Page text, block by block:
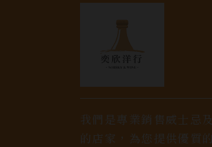
我們是專業銷售威士忌
的店家，為您提供優質